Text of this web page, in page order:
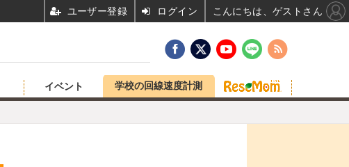
イベント 学校の回線速度計測
ユーザー登録 ログイン こんにちは、ゲストさん